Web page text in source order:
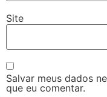
Site
Salvar meus dados
que eu comentar.